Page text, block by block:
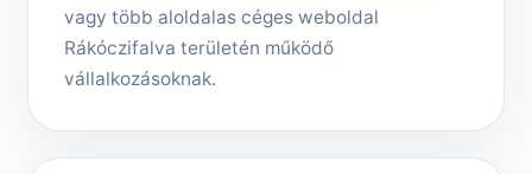
vagy több aloldalas céges weboldal
Rákóczifalva területén működő
vállalkozásoknak.